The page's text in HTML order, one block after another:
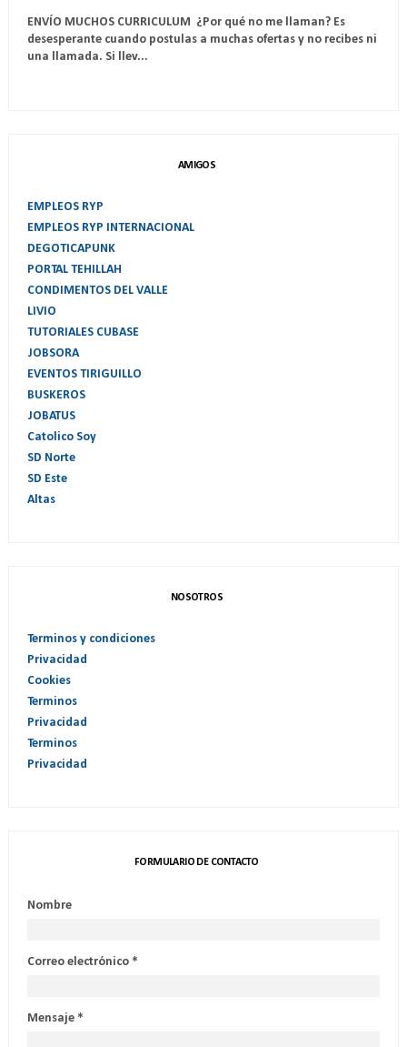
ENVÍO MUCHOS CURRICULUM ¿Por qué no me llaman? Es
desesperante cuando postulas a muchas ofertas y no recibes ni
una llamada. Si llev...
AMIGOS
EMPLEOS RYP
EMPLEOS RYP INTERNACIONAL
DEGOTICAPUNK
PORTAL TEHILLAH
CONDIMENTOS DEL VALLE
LIVIO
TUTORIALES CUBASE
JOBSORA
EVENTOS TIRIGUILLO
BUSKEROS
JOBATUS
Catolico Soy
SD Norte
SD Este
Altas
NOSOTROS
Terminos y condiciones
Privacidad
Cookies
Terminos
Privacidad
Terminos
Privacidad
FORMULARIO DE CONTACTO
Nombre
Correo electrónico *
Mensaje *